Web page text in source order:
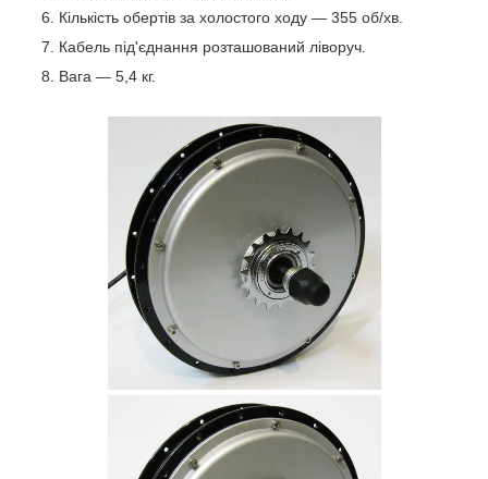
Кількість обертів за холостого ходу — 355 об/хв.
Кабель під'єднання розташований ліворуч.
Вага — 5,4 кг.